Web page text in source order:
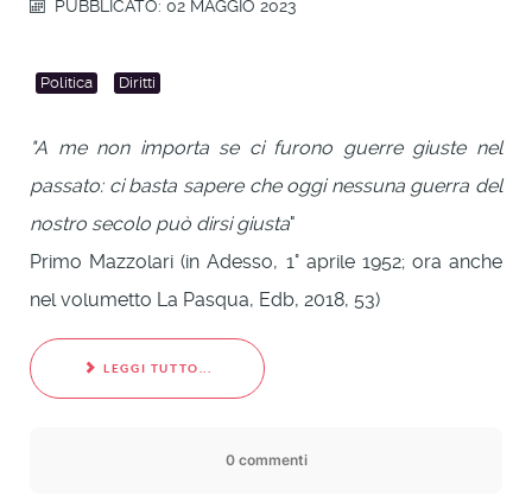
PUBBLICATO: 02 MAGGIO 2023
Politica Diritti
"A me non importa se ci furono guerre giuste nel
passato: ci basta sapere che oggi nessuna guerra del
nostro secolo può dirsi giusta"
Primo Mazzolari (in Adesso, 1° aprile 1952; ora anche
nel volumetto La Pasqua, Edb, 2018, 53)
LEGGI TUTTO...
0 commenti